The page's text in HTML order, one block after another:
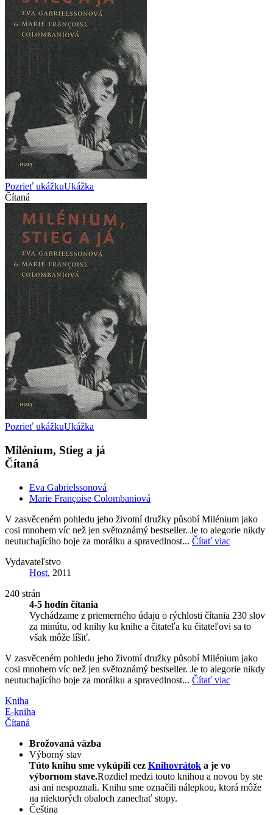
Pozrieť ukážkuUkážka
Čítaná
Pozrieť ukážkuUkážka
Milénium, Stieg a já
Čítaná
Eva Gabrielssonová
Marie Françoise Colombaniová
V zasvěceném pohledu jeho životní družky působí Milénium jako
cosi mnohem víc než jen světoznámý bestseller. Je to alegorie nikdy
neutuchajícího boje za morálku a spravedlnost... Čítať viac
Vydavateľstvo
Host, 2011
240 strán
4-5 hodín čítania
Vychádzame z priemerného údaju o rýchlosti čítania 230 slov
za minútu, od knihy ku knihe a čitateľa ku čitateľovi sa to
však môže líšiť.
V zasvěceném pohledu jeho životní družky působí Milénium jako
cosi mnohem víc než jen světoznámý bestseller. Je to alegorie nikdy
neutuchajícího boje za morálku a spravedlnost... Čítať viac
Kniha
E-kniha
Čítaná
Brožovaná väzba
Výborný stav
Túto knihu sme vykúpili cez Knihovrátok a je vo
výbornom stave.Rozdiel medzi touto knihou a novou by ste
asi ani nespoznali. Knihu sme označili nálepkou, ktorá môže
na niektorých obaloch zanechať stopy.
Čeština